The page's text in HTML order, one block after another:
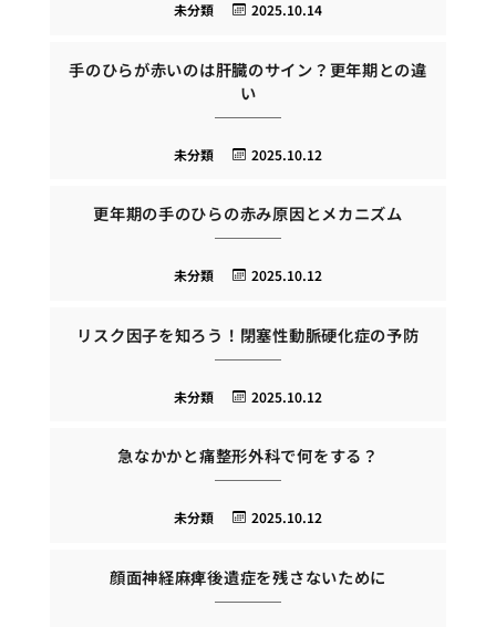
2025.10.14
未分類
手のひらが赤いのは肝臓のサイン？更年期との違
い
2025.10.12
未分類
更年期の手のひらの赤み原因とメカニズム
2025.10.12
未分類
リスク因子を知ろう！閉塞性動脈硬化症の予防
2025.10.12
未分類
急なかかと痛整形外科で何をする？
2025.10.12
未分類
顔面神経麻痺後遺症を残さないために